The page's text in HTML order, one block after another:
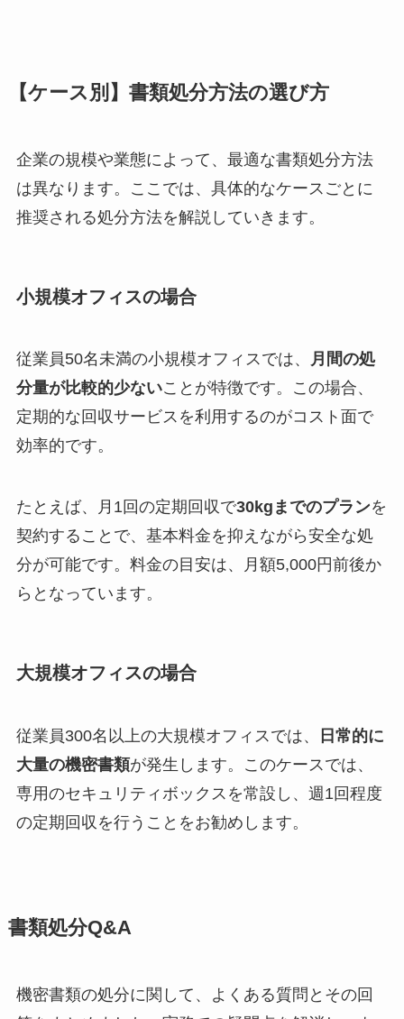
【ケース別】書類処分方法の選び方
企業の規模や業態によって、最適な書類処分方法
は異なります。ここでは、具体的なケースごとに
推奨される処分方法を解説していきます。
小規模オフィスの場合
従業員50名未満の小規模オフィスでは、
月間の処
分量が比較的少ないことが特徴です。この場合、
定期的な回収サービスを利用するのがコスト面で
効率的です。
たとえば、月1回の定期回収で30kgまでのプランを
契約することで、基本料金を抑えながら安全な処
分が可能です。料金の目安は、月額5,000円前後か
らとなっています。
大規模オフィスの場合
従業員300名以上の大規模オフィスでは、
日常的に
大量の機密書類が発生します。このケースでは、
専用のセキュリティボックスを常設し、週1回程度
の定期回収を行うことをお勧めします。
書類処分Q&A
機密書類の処分に関して、よくある質問とその回